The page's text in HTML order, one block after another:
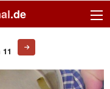
.de